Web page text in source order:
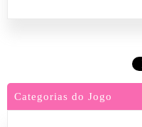
Categorias do Jogo